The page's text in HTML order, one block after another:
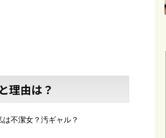
理由は？
不潔女？汚ギャル？